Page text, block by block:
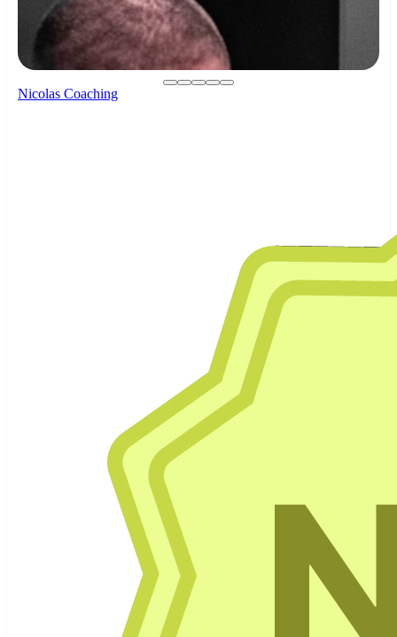
Nicolas Coaching